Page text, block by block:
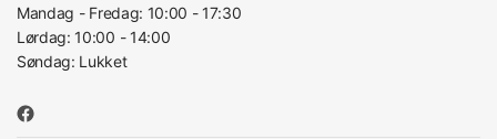
Mandag - Fredag: 10:00 - 17:30
Lørdag: 10:00 - 14:00
Søndag: Lukket